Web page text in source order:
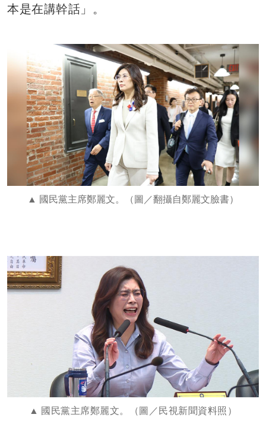
本是在講幹話」。
國民黨主席鄭麗文。（圖／翻攝自鄭麗文臉書）
國民黨主席鄭麗文。（圖／民視新聞資料照）